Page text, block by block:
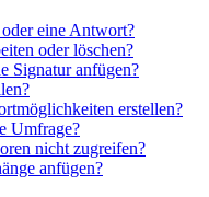
eine Antwort?
oder löschen?
Signatur anfügen?
erstellen?
Umfrage?
nicht zugreifen?
anfügen?